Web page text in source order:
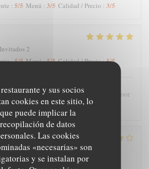
y sus socios
cookies en este sitio, lo
que puede implicar la
recopilación de datos
Las cookies
«necesarias» son
y se instalan por
: 5/5 Menú : 3/5 Calidad / Precio : 3/5
2
:5/5 Menú:5/5 Calidad / Precio:5/5
en meer dan voldoende grote porties voor
5
:4/5 Menú: 4/5 Calidad / Precio